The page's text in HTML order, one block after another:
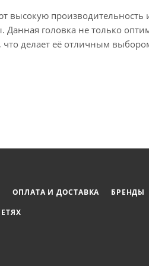
высокую производительность
Данная головка не только
что делает её отличным
ОПЛАТА И ДОСТАВКА
БРЕНДЫ